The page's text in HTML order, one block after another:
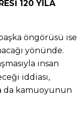
120 YILA
öngörüsü ise
yönünde.
insan
iddiası,
da kamuoyunun